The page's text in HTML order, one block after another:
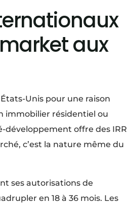
aux
Unis pour une raison
immobilier résidentiel ou
développement offre des IRR
c’est la nature même du
ses autorisations de
en 18 à 36 mois. Les